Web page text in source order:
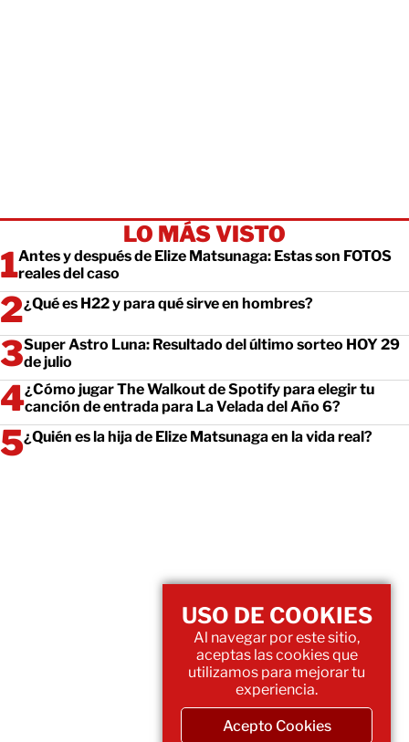
LO MÁS VISTO
Antes y después de Elize Matsunaga: Estas son FOTOS
reales del caso
¿Qué es H22 y para qué sirve en hombres?
Super Astro Luna: Resultado del último sorteo HOY 29
de julio
¿Cómo jugar The Walkout de Spotify para elegir tu
canción de entrada para La Velada del Año 6?
¿Quién es la hija de Elize Matsunaga en la vida real?
USO DE COOKIES
Al navegar por este sitio,
aceptas las cookies que
utilizamos para mejorar tu
experiencia.
Acepto Cookies